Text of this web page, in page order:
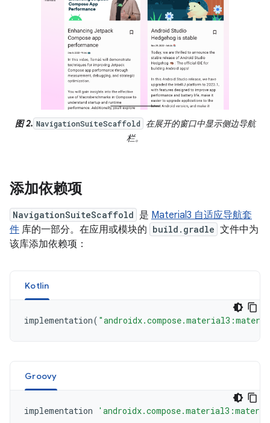
图 2. NavigationSuiteScaffold
在展开的窗口中显示侧边导航
栏。
添加依赖项
NavigationSuiteScaffold 是 Material3 自适应导航套
件 库的一部分。在应用或模块的 build.gradle 文件中为
该库添加依赖项：
Kotlin
implementation(
Groovy
implementation